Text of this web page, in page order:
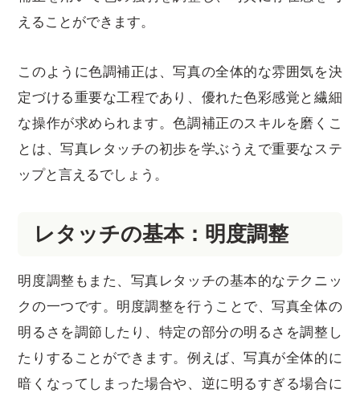
えることができます。
このように色調補正は、写真の全体的な雰囲気を決
定づける重要な工程であり、優れた色彩感覚と繊細
な操作が求められます。色調補正のスキルを磨くこ
とは、写真レタッチの初歩を学ぶうえで重要なステ
ップと言えるでしょう。
レタッチの基本：明度調整
明度調整もまた、写真レタッチの基本的なテクニッ
クの一つです。明度調整を行うことで、写真全体の
明るさを調節したり、特定の部分の明るさを調整し
たりすることができます。例えば、写真が全体的に
暗くなってしまった場合や、逆に明るすぎる場合に